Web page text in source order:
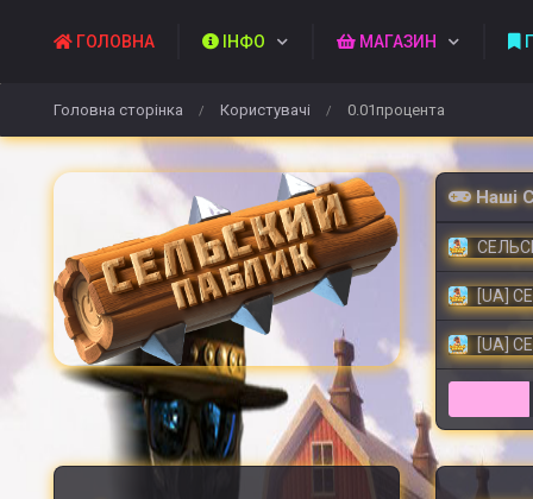
ГОЛОВНА ІНФО МАГАЗИН
Головна сторінка / Користувачі / 0.01процента
Наші
[UA]
[UA]